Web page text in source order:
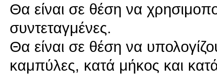
Θα είναι σε θέση να
συντεταγμένες.
Θα είναι σε θέση να
καμπύλες, κατά μήκος και